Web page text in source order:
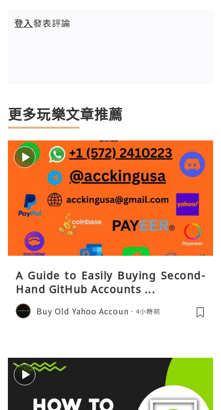
登入發表評論
更多玩樂文章推薦
A Guide to Easily Buying Second-
Hand GitHub Accounts ...
Buy Old Yahoo Accoun 4小時前